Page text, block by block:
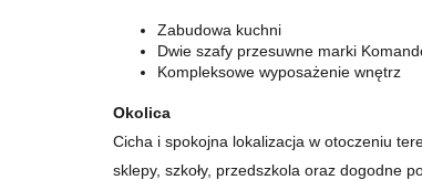
Zabudowa kuchni
Dwie szafy przesuwne marki
Kompleksowe wyposażenie wnętrz
Okolica
Cicha i spokojna lokalizacja w otoczeniu
sklepy, szkoły, przedszkola oraz dogodne